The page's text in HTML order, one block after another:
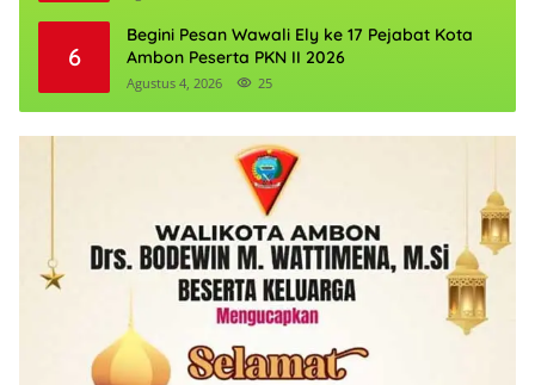
6
Begini Pesan Wawali Ely ke 17 Pejabat Kota
Ambon Peserta PKN II 2026
Agustus 4, 2026 25